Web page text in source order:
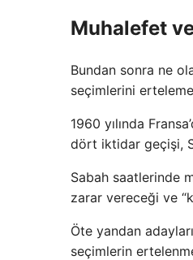
Muhalefet
Bundan sonra ne
seçimlerini
1960 yılında
dört iktidar geçişi,
Sabah saatlerinde
zarar vereceği ve
Öte yandan
seçimlerin